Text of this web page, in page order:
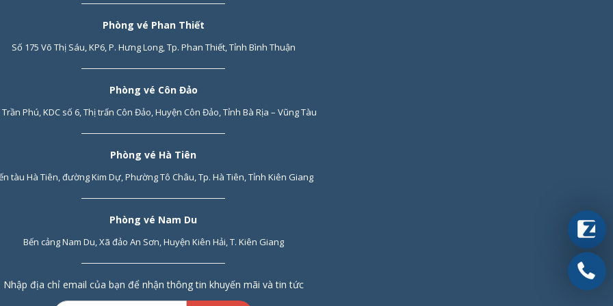
Phòng vé Phan Thiết
Số 175 Võ Thị Sáu, KP6, P. Hưng Long, Tp. Phan Thiết, Tỉnh Bình Thuận
Phòng vé Côn Đảo
Trần Phú, KDC số 6, Thị trấn Côn Đảo, Huyện Côn Đảo, Tỉnh Bà Rịa – Vũng Tàu
Phòng vé Hà Tiên
tàu Hà Tiên, đường Kim Dự, Phường Tô Châu, Tp. Hà Tiên, Tỉnh Kiên Giang
Phòng vé Nam Du
Bến cảng Nam Du, Xã đảo An Sơn, Huyện Kiên Hải, T. Kiên Giang
Nhập địa chỉ email của bạn để nhận thông tin khuyến mãi và tin tức